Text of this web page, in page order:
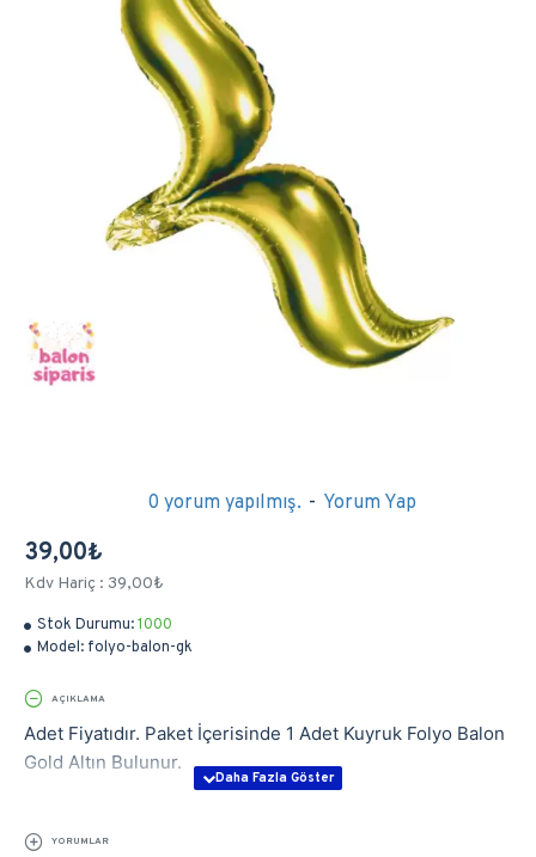
Stok Durumu:1000
Model: folyo-balon-gk
0 yorum yapılmış. - Yorum Yap
39,00₺
Kdv Hariç : 39,00₺
AÇIKLAMA
Adet Fiyatıdır. Paket İçerisinde 1 Adet Kuyruk Folyo Balon
Gold Altın Bulunur.
YORUMLAR